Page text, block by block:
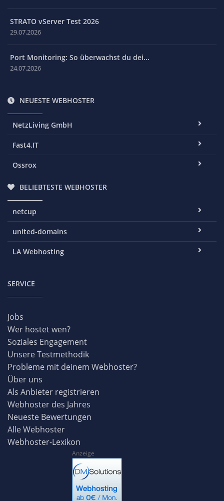
STRATO vServer Test 2026
29.07.2026
Port Monitoring: So überwachst du dei...
24.07.2026
NEUESTE WEBHOSTER
NetzLiving GmbH
Fast4.IT
Ossrox
BELIEBTESTE WEBHOSTER
netcup
united-domains
LA Webhosting
SERVICE
Jobs
Wer hostet wen?
Soziales Engagement
Unsere Testmethodik
Probleme mit deinem Webhoster?
Über uns
Als Anbieter registrieren
Webhoster des Jahres
Neueste Bewertungen
Alle Webhoster
Webhoster-Lexikon
Anzeige